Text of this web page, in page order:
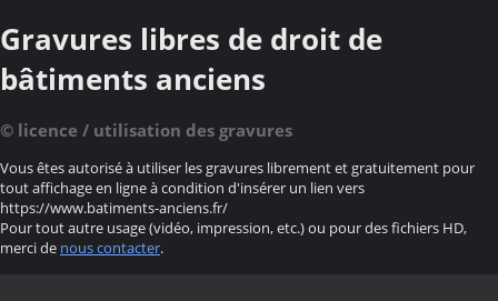
Gravures libres de droit de
bâtiments anciens
© licence / utilisation des gravures
Vous êtes autorisé à utiliser les gravures librement et gratuitement pour
tout affichage en ligne à condition d'insérer un lien vers
https://www.batiments-anciens.fr/
Pour tout autre usage (vidéo, impression, etc.) ou pour des fichiers HD,
merci de nous contacter.